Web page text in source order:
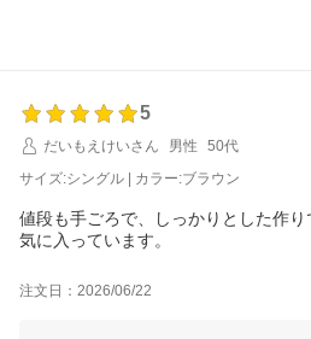
5
だいもえけいさん
男性
50代
サイズ:シングル | カラー:ブラウン
値段も手ごろで、しっかりとした作
気に入っています。
注文日：2026/06/22